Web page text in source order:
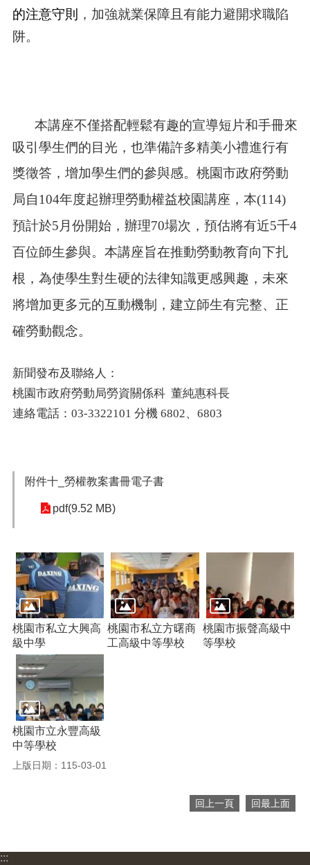
政
府
資
應
首
頁
網
站
導
市
政
常
見
問
園
網
網
站
安
全
政
策
隱
私
權
政
策
府
的注意守則
，加強就業保障且有能力避開求職陷
阱。
本講座不僅搭配輕鬆有趣的宣導短片和手冊來
吸引學生們的目光，也準備許多精美小禮進行有
獎徵答，增加學生們的參與感。 桃園市政府勞動
局自104年度起辦理勞動權益校園講座，本(114)
預計於5月份開始，辦理70場次，預估將有近5千4
百位師生參與。 本講座旨在推動勞動教育向下扎
根，為使學生對生硬的法律知識更感興趣 ，未來
將增加更多元的互動機制，建立師生有完整、正
確勞動觀念。
新聞發布及聯絡人：
桃園市政府勞動局勞資關係科 董純惠科長
連絡電話：03-3322101 分機 6802、6803
附件十_勞權教案書冊電子書
pdf(9.52 MB)
桃園市私立大興高
級中學
桃園市私立方曙商
工高級中等學校
桃園市振聲高級中
等學校
桃園市立永豐高級
中等學校
上版日期：115-03-01
回上一頁 回最上面
:::